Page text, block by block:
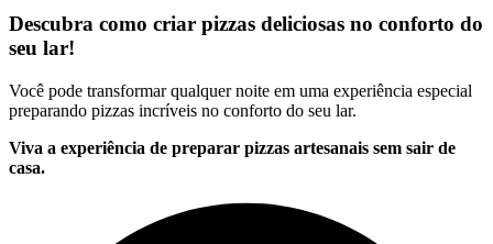
Descubra como criar pizzas deliciosas no conforto do
seu lar!
Você pode transformar qualquer noite em uma experiência especial
preparando pizzas incríveis no conforto do seu lar.
Viva a experiência de preparar pizzas artesanais sem sair de
casa.